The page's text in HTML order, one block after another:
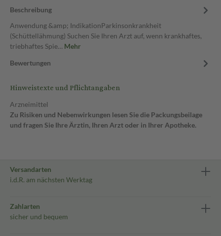
Beschreibung
Anwendung &amp; IndikationParkinsonkrankheit
(Schüttellähmung) Suchen Sie Ihren Arzt auf, wenn krankhaftes,
triebhaftes Spie… Mehr
Bewertungen
Hinweistexte und Pflichtangaben
Arzneimittel
Zu Risiken und Nebenwirkungen lesen Sie die Packungsbeilage
und fragen Sie Ihre Ärztin, Ihren Arzt oder in Ihrer Apotheke.
Versandarten
i.d.R. am nächsten Werktag
Zahlarten
sicher und bequem